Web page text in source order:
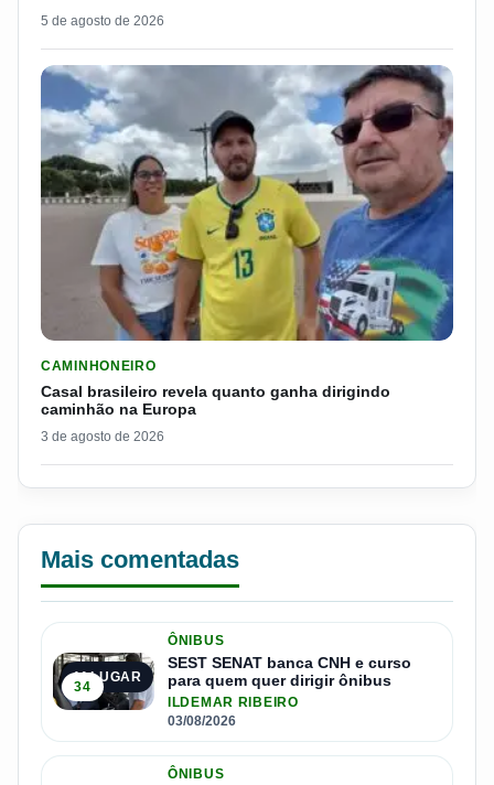
5 de agosto de 2026
CAMINHONEIRO
Casal brasileiro revela quanto ganha dirigindo
caminhão na Europa
3 de agosto de 2026
Mais comentadas
1º LUGAR
34
ÔNIBUS
SEST SENAT banca CNH e curso
para quem quer dirigir ônibus
ILDEMAR RIBEIRO
03/08/2026
ÔNIBUS